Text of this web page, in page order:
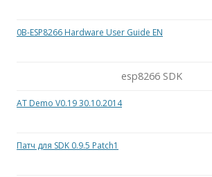
0B-ESP8266 Hardware User Guide EN
esp8266 SDK
AT Demo V0.19 30.10.2014
Патч для SDK 0.9.5 Patch1